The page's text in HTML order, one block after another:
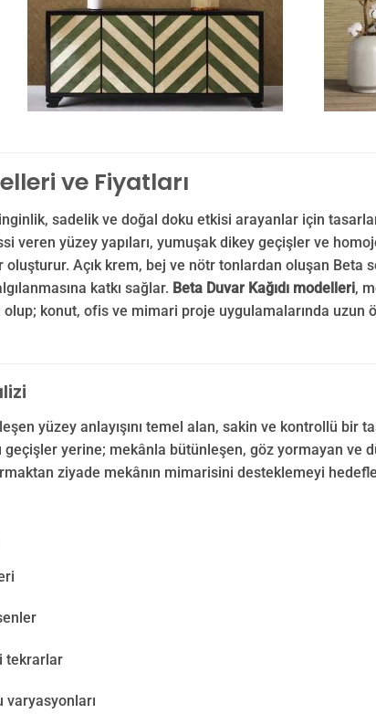
ve Fiyatları
sadelik ve doğal doku etkisi arayanlar için
veren yüzey yapıları, yumuşak dikey geçişler ve
Açık krem, bej ve nötr tonlardan oluşan Beta
katkı sağlar. Beta Duvar Kağıdı modelleri,
konut, ofis ve mimari proje uygulamalarında uzun
yüzey anlayışını temel alan, sakin ve kontrollü bir
yerine; mekânla bütünleşen, göz yormayan ve
ziyade mekânın mimarisini desteklemeyi
tekrarlar
varyasyonları